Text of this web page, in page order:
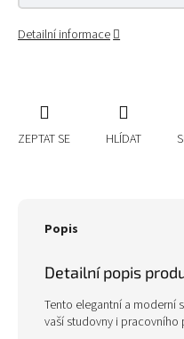
Detailní informace
ZEPTAT SE HLÍDAT
Popis
Detailní popis
Tento elegantní a moderní
vaší studovny i pracovního